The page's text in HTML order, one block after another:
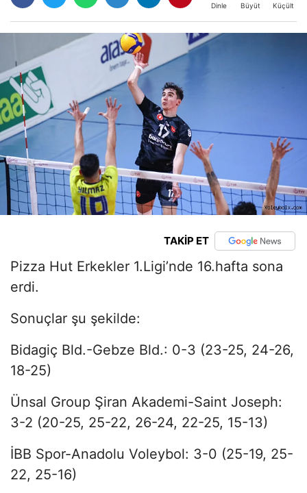
Dinle Büyüt Küçült
TAKİP ET
Pizza Hut Erkekler 1.Ligi’nde 16.hafta sona
erdi.
Sonuçlar şu şekilde:
Bidagiç Bld.-Gebze Bld.: 0-3 (23-25, 24-26,
18-25)
Ünsal Group Şiran Akademi-Saint Joseph:
3-2 (20-25, 25-22, 26-24, 22-25, 15-13)
İBB Spor-Anadolu Voleybol: 3-0 (25-19, 25-
22, 25-16)